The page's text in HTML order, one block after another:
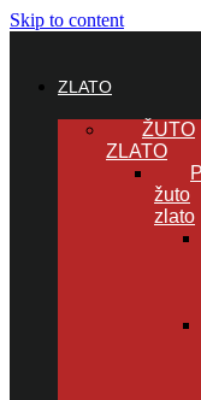
Skip to content
ZLATO
ŽUTO
ZLATO
žuto
zlato